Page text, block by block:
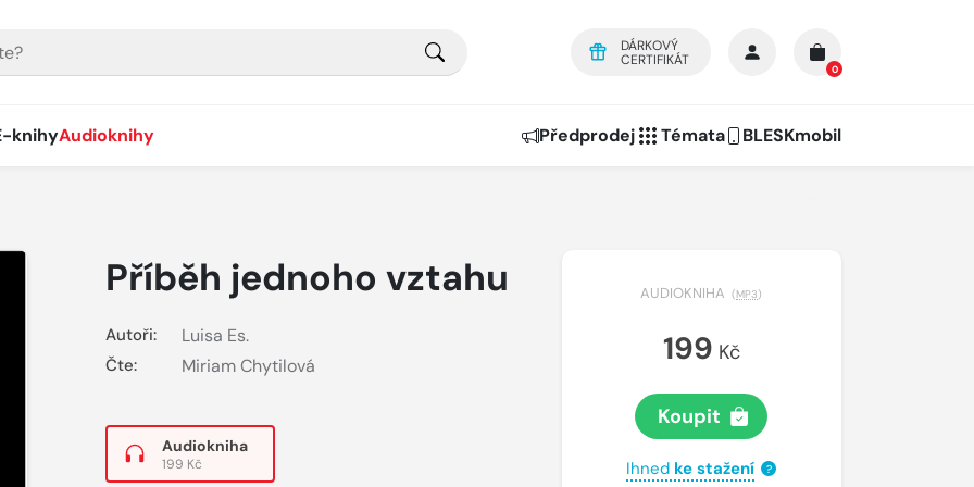
DÁRKOVÝ
CERTIFIKÁT
0
knihyAudioknihy Předprodej Témata BLESKmobil
Příběh jednoho vztahu
Autoři: Luisa Es.
Čte: Miriam Chytilová
Audiokniha
199 Kč
AUDIOKNIHA (MP3)
199 Kč
Koupit
Ihned ke stažení ?